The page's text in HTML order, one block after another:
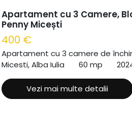
Apartament cu 3 Camere,
Penny Micești
400 €
Apartament cu 3 camere de
Micesti, Alba Iulia
60 mp
Vezi mai multe detalii